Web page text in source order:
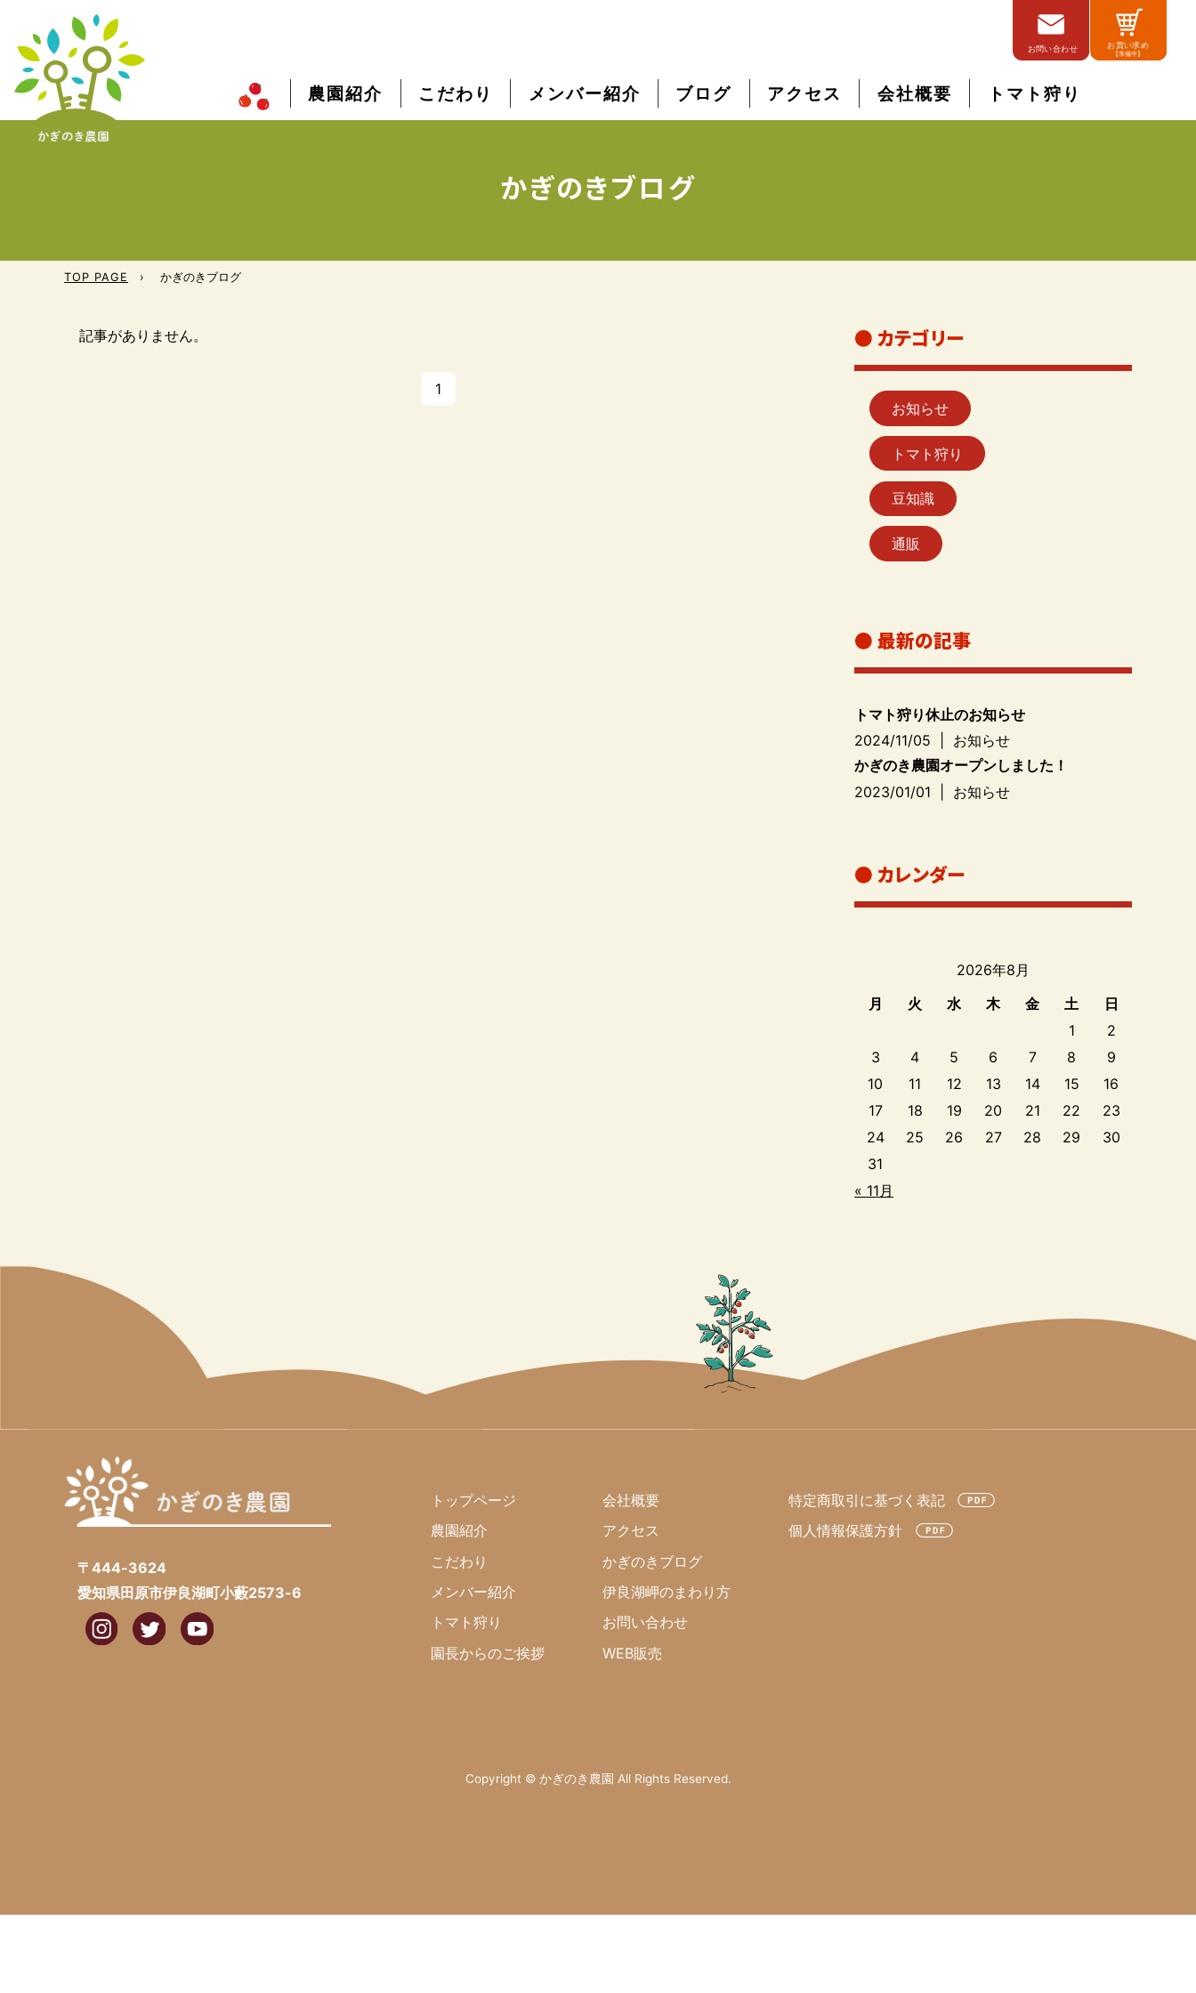
農園紹介 こだわり メンバー紹介 ブログ アクセス 会社概要 トマト狩り
かぎのきブログ
TOP PAGE かぎのきブログ
記事がありません。
1
● カテゴリー
お知らせ
トマト狩り
豆知識
通販
● 最新の記事
トマト狩り休止のお知らせ
2024/11/05
お知らせ
かぎのき農園オープンしました！
2023/01/01
お知らせ
● カレンダー
2026年8月
月
火 水 木 金 土
日
1
2
3
4 5 6 7 8
9
10
11 12 13 14 15
16
17
18 19 20 21 22
23
24
25 26 27 28 29
30
31
« 11月
〒444-3624
愛知県田原市伊良湖町小藪2573-6
トップページ
農園紹介
こだわり
メンバー紹介
トマト狩り
園長からのご挨拶
会社概要
アクセス
かぎのきブログ
伊良湖岬のまわり方
お問い合わせ
WEB販売
特定商取引に基づく表記
個人情報保護方針
Copyright © かぎのき農園 All Rights Reserved.